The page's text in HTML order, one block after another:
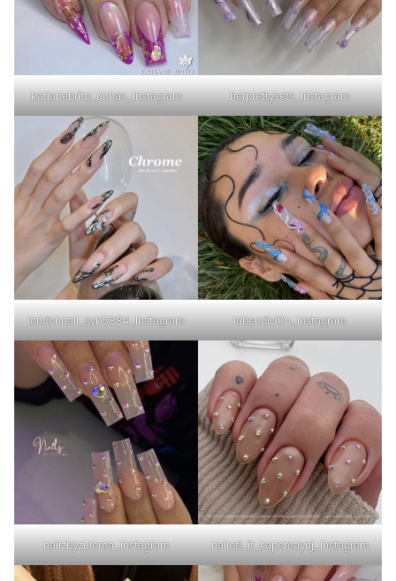
katianebrito_unhas_Instagram herprettysets_Instagram
londonnail_syk5884_Instagram labendici0n_Instagram
nailzbyzulema_Instagram nailed_it_capemaynj_Instagram